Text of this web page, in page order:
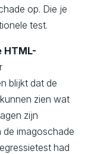
op. Die je
test.
HTML-
blijkt dat de
zien wat
zijn
de imagoschade
had